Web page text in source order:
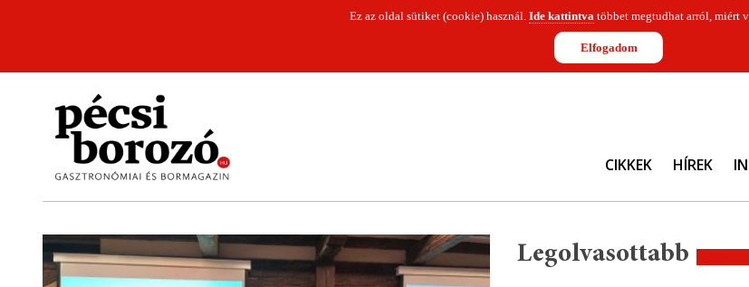
Ez az oldal sütiket (cookie) használ. Ide kattintvatöbbet megtudhat arról, miért
Elfogadom
CIKKEK HÍREK
Legolvasottabb